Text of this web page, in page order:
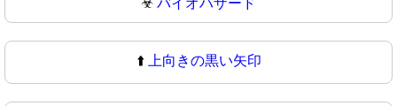
☣ バイオハザード
⬆️ 上向きの黒い矢印